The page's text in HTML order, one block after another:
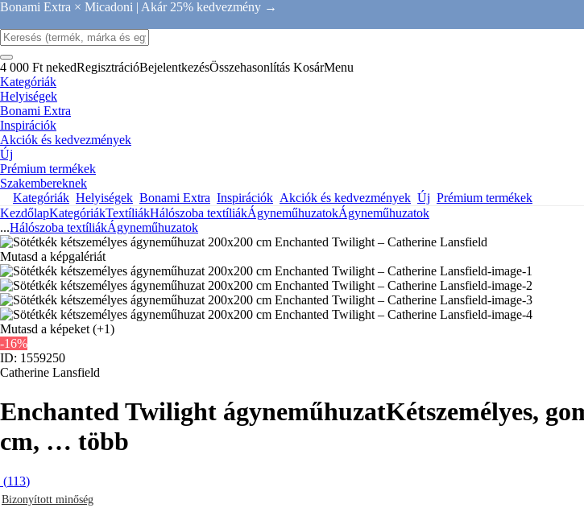
Bonami Extra × Micadoni | Akár 25% kedvezmény →
4 000 Ft nekedRegisztrációBejelentkezésÖsszehasonlítás KosárMenu
Kategóriák
Helyiségek
Bonami Extra
Inspirációk
Akciók és kedvezmények
Új
Prémium termékek
Szakembereknek
Kategóriák Helyiségek Bonami Extra Inspirációk Akciók és kedvezmények Új Prémium termékek
KezdőlapKategóriákTextíliákHálószoba textíliákÁgyneműhuzatokÁgyneműhuzatok
...Hálószoba textíliákÁgyneműhuzatok
Mutasd a képgalériát
Mutasd a képeket (+1)
-16%
ID: 1559250
Catherine Lansfield
Enchanted Twilight ágyneműhuzatKétszemélyes,
cm, … több
(113)
Bizonyított minőség